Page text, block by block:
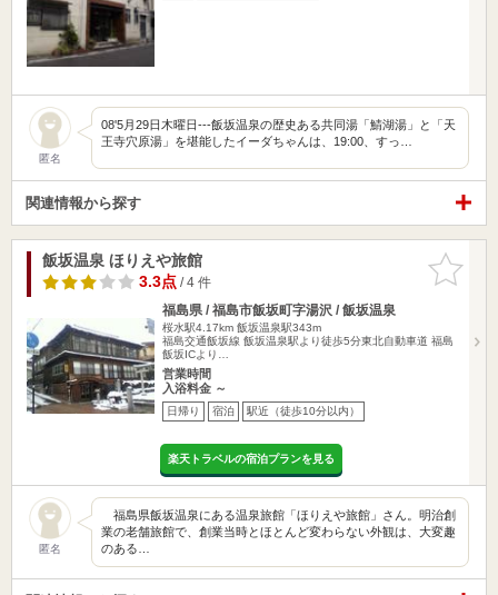
匿名
08'5月29日木曜日---飯坂温泉の歴史ある共同湯「鯖湖湯」と「天
王寺穴原湯」を堪能したイーダちゃんは、19:00、すっ…
関連情報から探す
お気に入
りに追加
飯坂温泉 ほりえや旅館
3.3点/ 4 件
福島県 / 福島市飯坂町字湯沢 / 飯坂温泉
桜水駅4.17km 飯坂温泉駅343m
福島交通飯坂線 飯坂温泉駅より徒歩5分東北自動車道 福島
飯坂ICより…
営業時間
入浴料金 ～
日帰り 宿泊 駅近（徒歩10分以内）
楽天トラベルの宿泊プランを見る
匿名
福島県飯坂温泉にある温泉旅館「ほりえや旅館」さん。明治創
業の老舗旅館で、創業当時とほとんど変わらない外観は、大変趣
のある…